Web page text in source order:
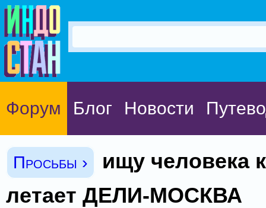
Форум Блог Новости
Просьбы ›
ищу человека
летает ДЕЛИ-МОСКВА